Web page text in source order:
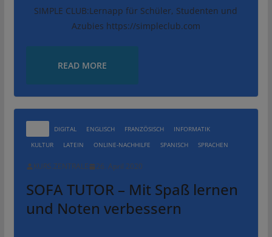
SIMPLE CLUB:Lernapp für Schüler, Studenten und
Azubies https://simpleclub.com
READ MORE
DIGITAL ENGLISCH FRANZÖSISCH
INFORMATIK
KULTUR
LATEIN ONLINE-NACHHILFE SPANISCH SPRACHEN
KURS.ZENTRALE 26. April 2020
SOFA TUTOR – Mit Spaß lernen
und Noten verbessern